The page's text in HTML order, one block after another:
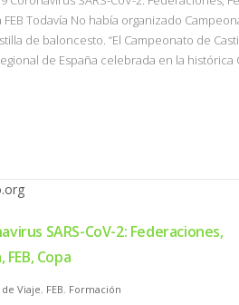
Todavía No había organizado
de baloncesto. “El Campeonato de
de España celebrada en la histórica
SARS-CoV-2: Federaciones,
Copa
Viaje, FEB, Formación